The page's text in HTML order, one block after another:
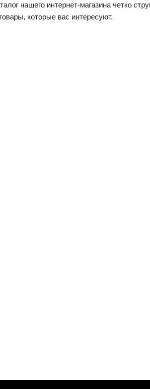
нашего интернет-магазина четко
которые вас интересуют.